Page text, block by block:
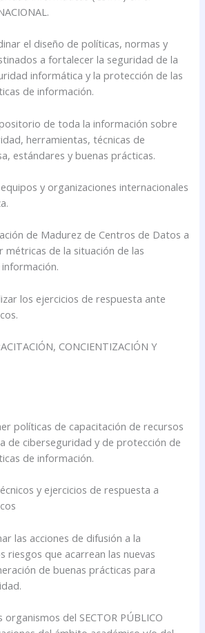
el diseño de políticas, normas y
a fortalecer la seguridad de la
informática y la protección de las
de información.
de toda la información sobre
herramientas, técnicas de
estándares y buenas prácticas.
y organizaciones internacionales
de Madurez de Centros de Datos a
métricas de la situación de las
los ejercicios de respuesta ante
CONCIENTIZACIÓN Y
políticas de capacitación de recursos
de ciberseguridad y de protección de
de información.
y ejercicios de respuesta a
las acciones de difusión a la
riesgos que acarrean las nuevas
de buenas prácticas para
del SECTOR PÚBLICO